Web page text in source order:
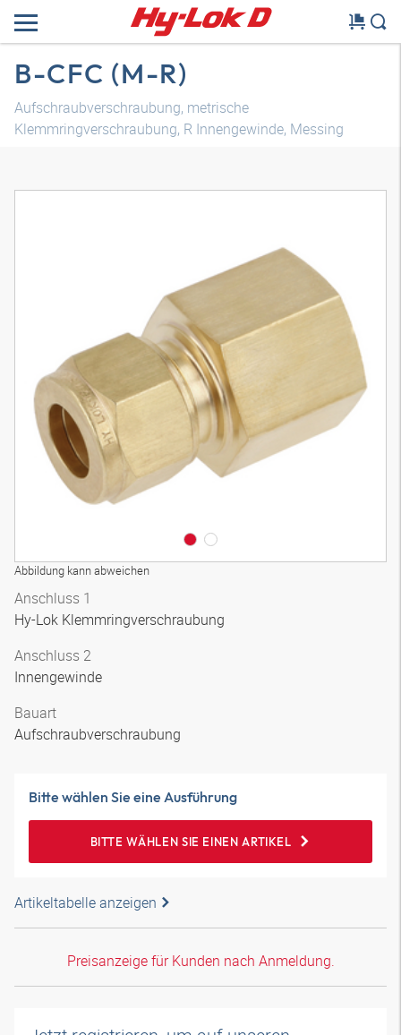
B-CFC (M-R)
Aufschraubverschraubung, metrische
Klemmringverschraubung, R Innengewinde, Messing
Abbildung kann abweichen
Anschluss 1
Hy-Lok Klemmringverschraubung
Anschluss 2
Innengewinde
Bauart
Aufschraubverschraubung
Bitte wählen Sie eine Ausführung
BITTE WÄHLEN SIE EINEN ARTIKEL
Artikeltabelle anzeigen
Preisanzeige für Kunden nach Anmeldung.